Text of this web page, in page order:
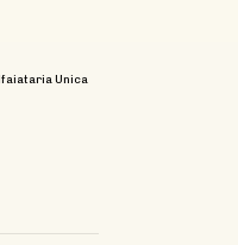
Unica